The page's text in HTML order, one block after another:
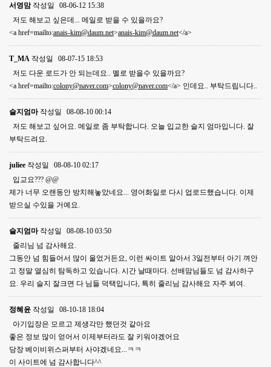
서영맘 작성일
08-06-12 15:38
저도 해보고 싶은데... 메일로 받을 수 있을까요?
<a href=mailto:anais-kim@daum.net>anais-kim@daum.net</a>
T_MA 작성일
08-07-15 18:53
저도 다운 로드가 안 되는데요.. 멜로 받을수 있을까요?
<a href=mailto:colony@naver.com>colony@naver.com</a> 인데요.. 부탁드립니다..
슬지엄마 작성일
08-08-10 00:14
저도 해보고 싶어요. 메일로 좀 부탁합니다. 오늘 입교한 슬지 엄마입니다. 잘
부탁드려요.
juliee 작성일
08-08-10 02:17
입교요??? @@
제가 너무 오랜동안 방치해놓았네요... 영어화일로 다시 업로드했습니다. 이제
받으실 수있을 거예요.
슬지엄마 작성일
08-08-10 03:50
줄리님 넘 감사해요.
그동안 넘 힘들어서 많이 울었거든요, 이런 싸이트 알아서 3일전부터 아기 껴안
고 정말 열심히 탐독하고 있습니다. 시간 날때마다. 선배맘님들도 넘 감사하구
요. 우리 슬지 잘크면 다 님들 덕택입니다, 특히 줄리님 감사해요 자주 뵈여.
정혜윤 작성일
08-10-18 18:04
아기입장은 모르고 제생각만 했던것 같아요
좋은 정보 많이 얻어서 이제부터라도 잘 키워야겠어요
당장 베이비위스퍼부터 사야겠네요...ㅋㅋ
이 사이트에 넘 감사합니다^^